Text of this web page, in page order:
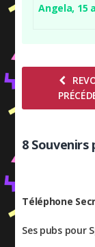
Angela, 15
8
Téléphone
Ses pubs pour